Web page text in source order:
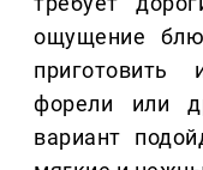
ощущение
форели или
вариант